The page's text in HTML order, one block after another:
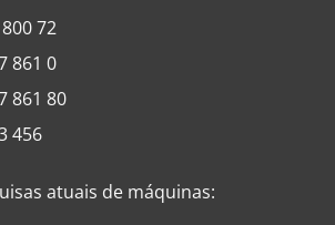
72
861 0
861 80
456
atuais de máquinas: